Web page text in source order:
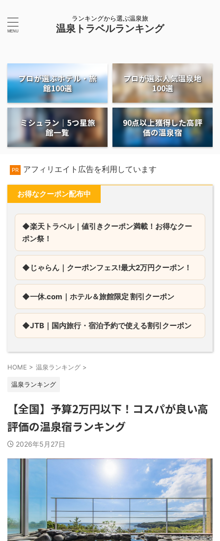
ランキングから選ぶ温泉旅
温泉トラベルランキング
プロが選ぶホテル・旅
館100選
プロが選ぶ人気温泉地
100選
ミシュラン｜5つ星旅
館一覧
90点以上獲得した高評
価の温泉宿
PR アフィリエイト広告を利用しています
お得なクーポン配布中
◆楽天トラベル｜値引きクーポン満載！お得なクー
ポン祭！
◆じゃらん｜ クーポンフェス!最大2万円クーポン！
◆一休.com｜ ホテル＆旅館限定 割引クーポン
◆JTB｜ 国内旅行・宿泊予約で使える割引クーポン
HOME > 温泉ランキング >
温泉ランキング
【全国】予算2万円以下！コスパが良い高
評価の温泉宿ランキング
2026年5月27日